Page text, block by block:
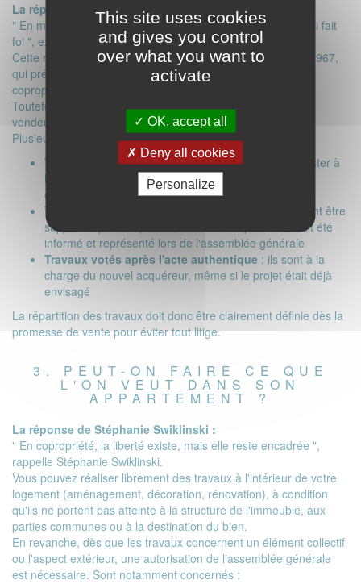
La réponse de Stéphanie Swiklinski :
" En matière de travaux, c'est la date de l'appel de fonds qui fait
foi ", explique la diplômée notaire.
Cette règle est fixée par l'article 6-2 du décret du 17 mars 1967,
qui prévoit que les appels de fonds sont à régler par le
copropriétaire en place au moment où ils sont exigibles.
Toutefois, une répartition différente peut être prévue entre
vendeur et acquéreur.
Plusieurs situations doivent être distinguées :
Travaux votés avant le compromis: ils peuvent rester à
la charge du vendeur, même s'ils ne sont pas encore
exigibles
Travaux votés entre compromis et acte
: ils peuvent être
supportés par l'acquéreur, à condition que celui-ci ait été
informé et représenté lors de l'assemblée générale
Travaux votés après l'acte authentique : ils sont à la
charge du nouvel acquéreur, même si le projet était déjà
envisagé
La répartition des travaux doit donc être clairement définie dès la
promesse de vente pour éviter tout litige.
3. PEUT-ON FAIRE CE QUE
L'ON VEUT DANS SON
APPARTEMENT ?
La réponse de Stéphanie Swiklinski :
" En copropriété, la liberté existe, mais elle reste encadrée ",
rappelle Stéphanie Swiklinski.
Vous pouvez réaliser librement des travaux à l'intérieur de votre
logement (aménagement, décoration, rénovation), à condition
qu'ils ne portent pas atteinte à la structure de l'immeuble, aux
parties communes ou à la destination du bien.
En revanche, dès que les travaux concernent un élément collectif
ou l'aspect extérieur, une autorisation de l'assemblée générale
est nécessaire. Sont notamment concernés :
This site uses cookies
and gives you control
over what you want to
activate
OK, accept all
Deny all cookies
Personalize